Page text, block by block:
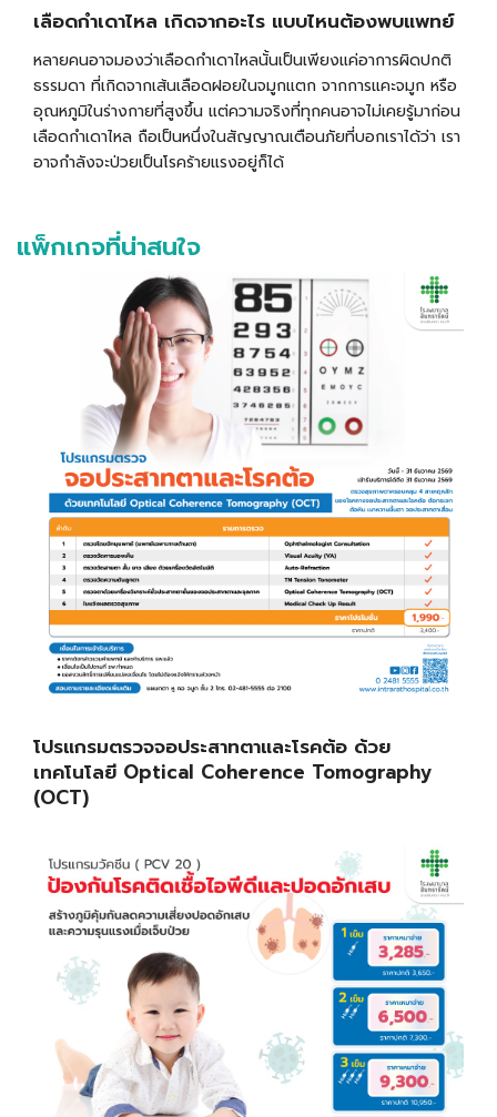
เลือดกำเดาไหล เกิดจากอะไร แบบไหนต้องพบแพทย์
หลายคนอาจมองว่าเลือดกำเดาไหลนั้นเป็นเพียงแค่อาการผิดปกติ
ธรรมดา ที่เกิดจากเส้นเลือดฝอยในจมูกแตก จากการแคะจมูก หรือ
อุณหภูมิในร่างกายที่สูงขึ้น แต่ความจริงที่ทุกคนอาจไม่เคยรู้มาก่อน
เลือดกำเดาไหล ถือเป็นหนึ่งในสัญญาณเตือนภัยที่บอกเราได้ว่า เรา
อาจกำลังจะป่วยเป็นโรคร้ายแรงอยู่ก็ได้
แพ็กเกจที่น่าสนใจ
โปรแกรมตรวจจอประสาทตาและโรคต้อ ด้วย
เทคโนโลยี Optical Coherence Tomography
(OCT)